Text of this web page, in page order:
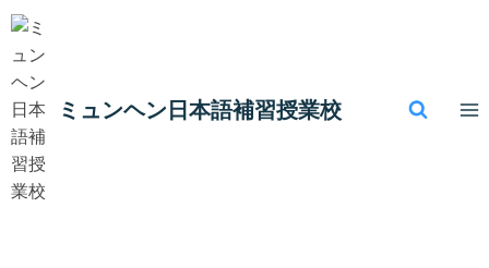
内
を
キ
ッ
プ
ミュンヘン​日本語補習授業校